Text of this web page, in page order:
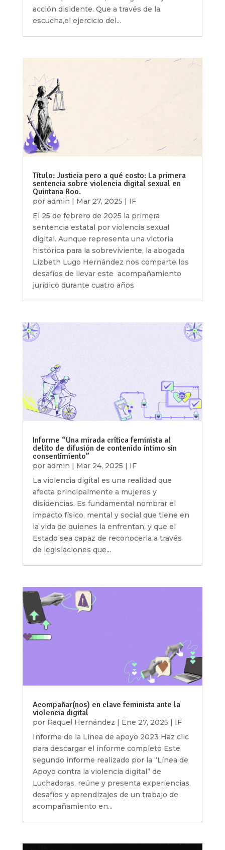
acción disidente. Que a través de la
escucha,el ejercicio del...
Título: Justicia pero a qué costo: La primera
sentencia sobre violencia digital sexual en
Quintana Roo.
por admin Mar 27, 2025
IF
El 25 de febrero de 2025 la primera
sentencia estatal por violencia sexual
digital. Aunque representa una victoria
histórica para la sobreviviente, la abogada
Lizbeth Lugo Hernández nos comparte los
desafíos de llevar este acompañamiento
jurídico durante cuatro años
Informe “Una mirada crítica feminista al
delito de difusión de contenido íntimo sin
consentimiento”
por admin Mar 24, 2025
IF
La violencia digital es una realidad que
afecta principalmente a mujeres y
disidencias. Es fundamental nombrar el
impacto físico, mental y social que tiene en
la vida de quienes la enfrentan, y que el
Estado sea capaz de reconocerla a través
de legislaciones que...
Acompañar(nos) en clave feminista ante la
violencia digital
por Raquel Hernández Ene 27, 2025
IF
Informe de la Línea de apoyo 2023 Haz clic
para descargar el informe completo Este
segundo informe realizado por la “Línea de
Apoyo contra la violencia digital” de
Luchadoras, reúne y presenta experiencias,
desafíos y aprendizajes de un trabajo de
acompañamiento en...